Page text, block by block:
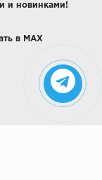
и новинками!
в MAX